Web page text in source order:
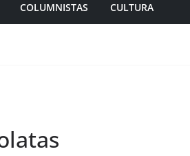
COLUMNISTAS CULTURA